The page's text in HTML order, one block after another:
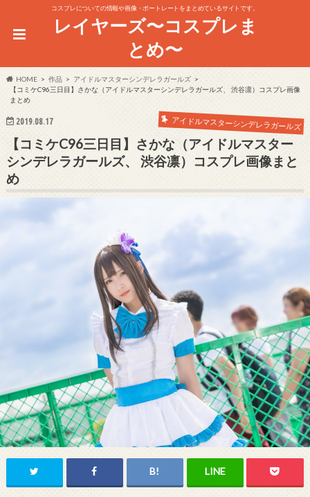
コスプレについての情報や画像・ポートレートをまとめているサイトです。
レイヤーズ〜コスプレま
とめ〜
HOME 作品
アイドルマスターシンデレラガールズ
【コミケC96三日目】さかな（アイドルマスターシンデレラガールズ、 渋谷凛）コスプレ画像
まとめ
2019.08.17 アイドルマスターシンデレラガールズ
【コミケC96三日目】さかな（アイドルマスター
シンデレラガールズ、 渋谷凛）コスプレ画像まと
め